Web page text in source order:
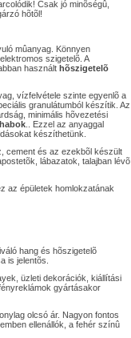
Csak jó minõségû,
hõtõl!
mûanyag. Könnyen
szigetelõ. A
használt hõszigetelõ
vízfelvétele szinte egyenlõ a
granulátumból készítik. Az
minimális hõvezetési
.. Ezzel az anyaggal
készíthetünk.
cement és az ezekbõl készült
lábazatok, talajban lévõ
az épületek homlokzatának
hang és hõszigetelõ
is jelentõs.
üzleti dekorációk, kiállítási
gyártásakor
olcsó ár. Nagyon fontos
ellenállók, a fehér színû